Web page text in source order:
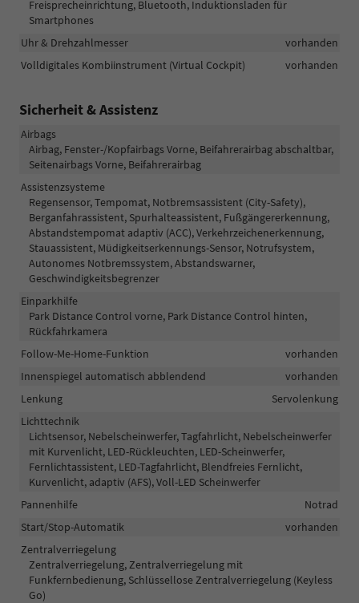
Freisprecheinrichtung, Bluetooth, Induktionsladen für
Smartphones
Uhr & Drehzahlmesser
vorhanden
Volldigitales Kombiinstrument (Virtual Cockpit)
vorhanden
Sicherheit & Assistenz
Airbags
Airbag, Fenster-/Kopfairbags Vorne, Beifahrerairbag abschaltbar,
Seitenairbags Vorne, Beifahrerairbag
Assistenzsysteme
Regensensor, Tempomat, Notbremsassistent (City-Safety),
Berganfahrassistent, Spurhalteassistent, Fußgängererkennung,
Abstandstempomat adaptiv (ACC), Verkehrzeichenerkennung,
Stauassistent, Müdigkeitserkennungs-Sensor, Notrufsystem,
Autonomes Notbremssystem, Abstandswarner,
Geschwindigkeitsbegrenzer
Einparkhilfe
Park Distance Control vorne, Park Distance Control hinten,
Rückfahrkamera
Follow-Me-Home-Funktion
vorhanden
Innenspiegel automatisch abblendend
vorhanden
Lenkung
Servolenkung
Lichttechnik
Lichtsensor, Nebelscheinwerfer, Tagfahrlicht, Nebelscheinwerfer
mit Kurvenlicht, LED-Rückleuchten, LED-Scheinwerfer,
Fernlichtassistent, LED-Tagfahrlicht, Blendfreies Fernlicht,
Kurvenlicht, adaptiv (AFS), Voll-LED Scheinwerfer
Pannenhilfe
Notrad
Start/Stop-Automatik
vorhanden
Zentralverriegelung
Zentralverriegelung, Zentralverriegelung mit
Funkfernbedienung, Schlüssellose Zentralverriegelung (Keyless
Go)